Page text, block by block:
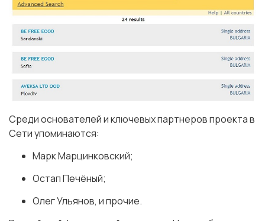
Среди основателей и ключевых партнеров проекта в
Сети упоминаются:
Марк Марцинковский;
Остап Печёный;
Олег Ульянов, и прочие.